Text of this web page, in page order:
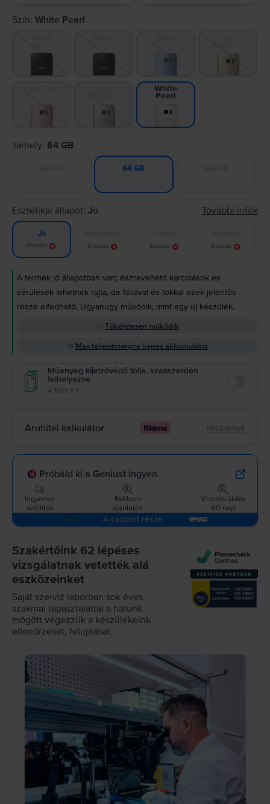
Szín: White Pearl
White
Pearl
Tárhely: 64 GB
64 GB
Esztétikai állapot: Jó További infók
Jó
Értesítés Értesítés Értesítés Értesítés
A termék jó állapotban van; észrevehető karcolások és
sérülések lehetnek rajta, de fóliával és tokkal ezek jelentős
része elfedhető. Ugyanúgy működik, mint egy új készülék.
Tökéletesen működik
Max teljesítményre képes akkumulátor
Műanyag kijelzővédő fólia, szakszerűen
felhelyezve
4.100 FT
Áruhitel kalkulátor részletek
Próbáld ki a Geniust ingyen
Ingyenes
szállítás
Exkluzív
ajánlatok
Visszaküldés
60 nap
A csoport része
Szakértőink 62 lépéses
vizsgálatnak vetették alá
eszközeinket
Saját szerviz laborban sok éves
szakmai tapasztalattal a hátunk
mögött végezzük a készülékeink
ellenőrzését, felújítását.